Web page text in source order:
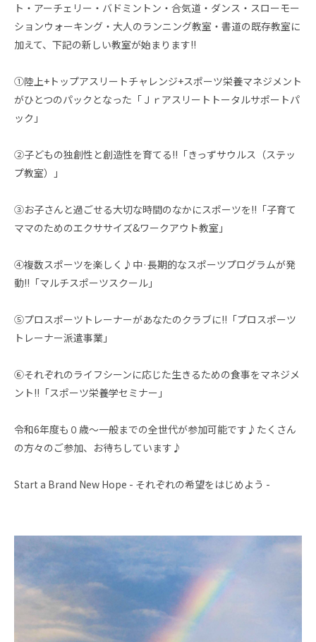
ト・アーチェリー・バドミントン・合気道・ダンス・スローモー
ションウォーキング・大人のランニング教室・書道の既存教室に
加えて、下記の新しい教室が始まります!!
①陸上+トップアスリートチャレンジ+スポーツ栄養マネジメント
がひとつのパックとなった「Ｊｒアスリートトータルサポートパ
ック」
②子どもの独創性と創造性を育てる!!「きっずサウルス（ステッ
プ教室）」
③お子さんと過ごせる大切な時間のなかにスポーツを!!「子育て
ママのためのエクササイズ&ワークアウト教室」
④複数スポーツを楽しく♪中·長期的なスポーツプログラムが発
動!!「マルチスポーツスクール」
⑤プロスポーツトレーナーがあなたのクラブに!!「プロスポーツ
トレーナー派遣事業」
⑥それぞれのライフシーンに応じた生きるための食事をマネジメ
ント!!「スポーツ栄養学セミナー」
令和6年度も０歳～一般までの全世代が参加可能です♪たくさん
の方々のご参加、お待ちしています♪
Start a Brand New Hope - それぞれの希望をはじめよう -